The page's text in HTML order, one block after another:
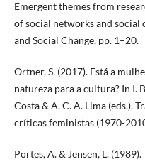
Emergent themes from
of social networks and
and Social Change, pp. 1–20.
Ortner, S. (2017). Está a
natureza para a cultura? In I.
Costa & A. C. A. Lima (eds.),
críticas feministas (1970-
Portes, A. & Jensen, L.